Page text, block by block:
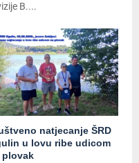
B....
natjecanje ŠRD
u lovu ribe udicom
plovak